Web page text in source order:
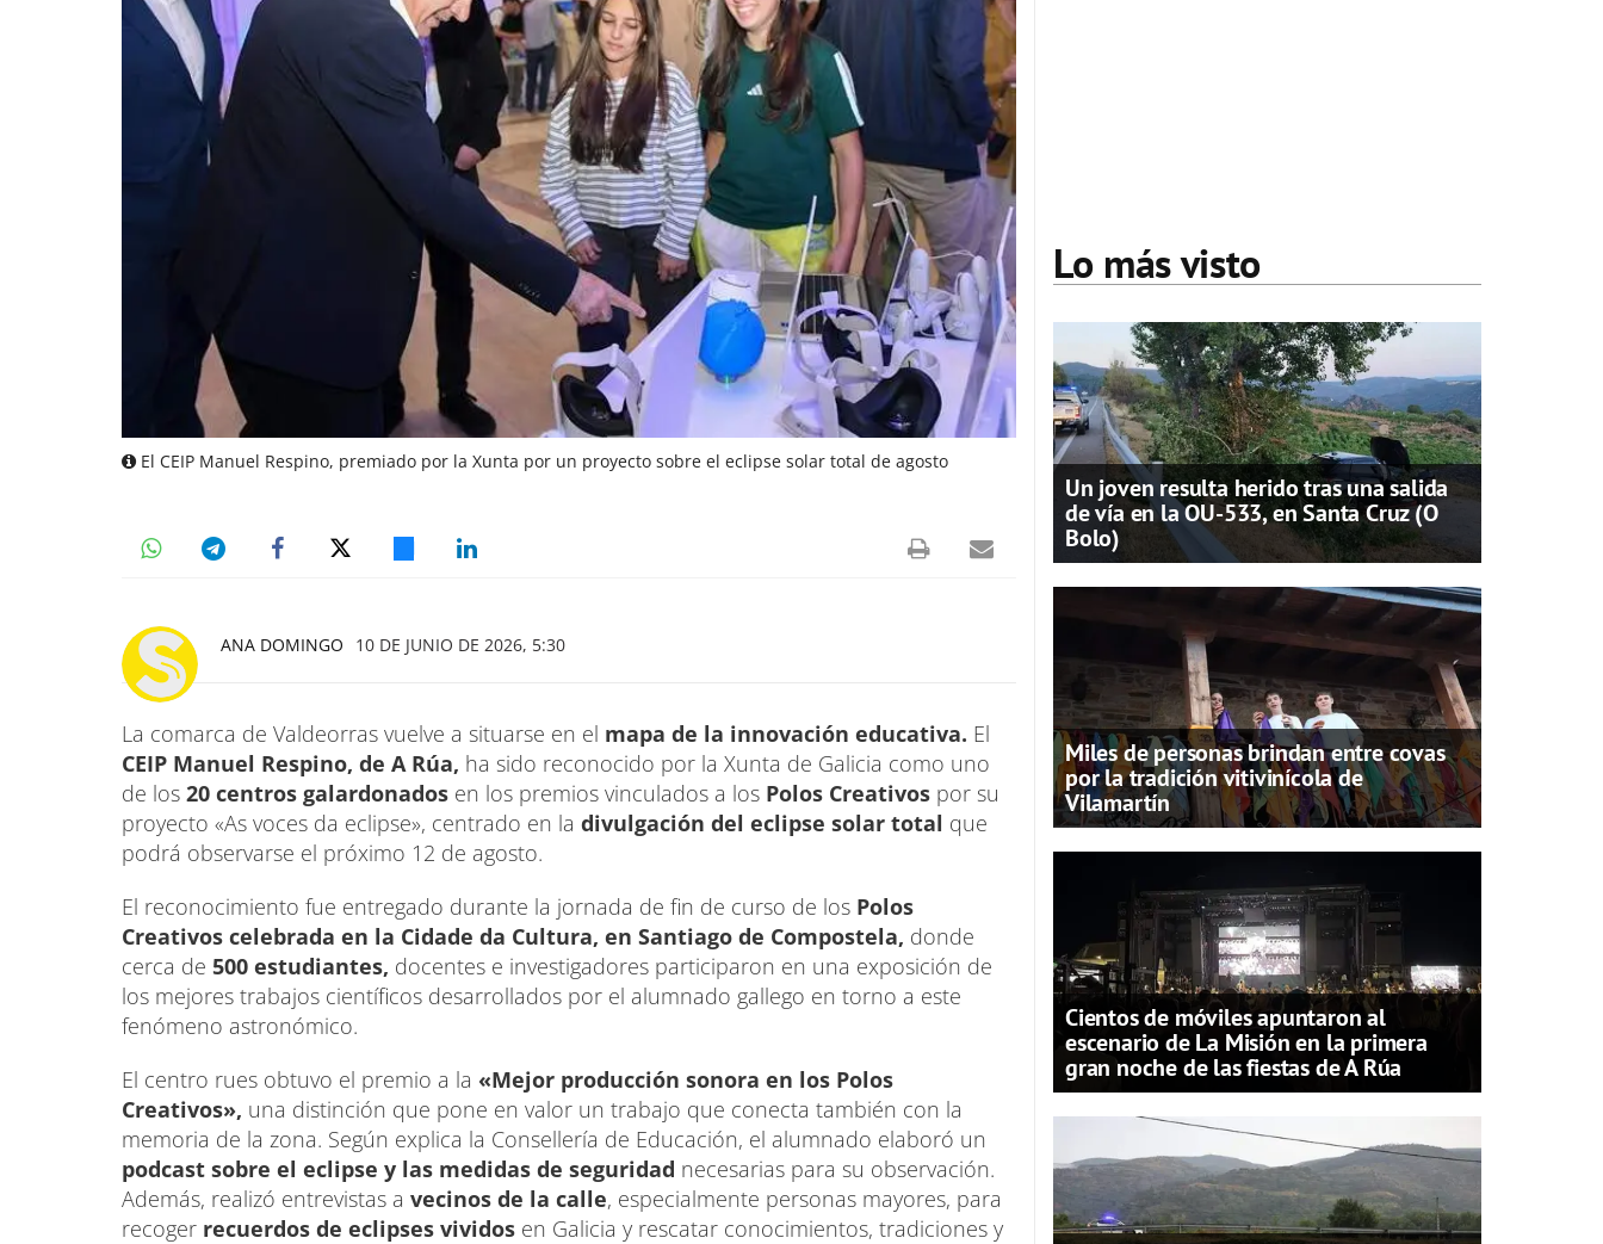
El CEIP Manuel Respino, premiado por la Xunta por un proyecto sobre el eclipse solar total de agosto
ANA DOMINGO 10 DE JUNIO DE 2026, 5:30
La comarca de Valdeorras vuelve a situarse en el mapa de la innovación educativa. El
CEIP Manuel Respino, de A Rúa, ha sido reconocido por la Xunta de Galicia como uno
de los 20 centros galardonados en los premios vinculados a los Polos Creativos por su
proyecto «As voces da eclipse», centrado en la divulgación del eclipse solar total que
podrá observarse el próximo 12 de agosto.
El reconocimiento fue entregado durante la jornada de fin de curso de los Polos
Creativos celebrada en la Cidade da Cultura, en Santiago de Compostela, donde
cerca de 500 estudiantes, docentes e investigadores participaron en una exposición de
los mejores trabajos científicos desarrollados por el alumnado gallego en torno a este
fenómeno astronómico.
El centro rues obtuvo el premio a la «Mejor producción sonora en los Polos
Creativos», una distinción que pone en valor un trabajo que conecta también con la
memoria de la zona. Según explica la Consellería de Educación, el alumnado elaboró un
podcast sobre el eclipse y las medidas de seguridad necesarias para su observación.
Además, realizó entrevistas a vecinos de la calle, especialmente personas mayores, para
recoger recuerdos de eclipses vividos en Galicia y rescatar conocimientos, tradiciones y
Lo más visto
Un joven resulta herido tras una salida
de vía en la OU-533, en Santa Cruz (O
Bolo)
Miles de personas brindan entre covas
por la tradición vitivinícola de
Vilamartín
Cientos de móviles apuntaron al
escenario de La Misión en la primera
gran noche de las fiestas de A Rúa